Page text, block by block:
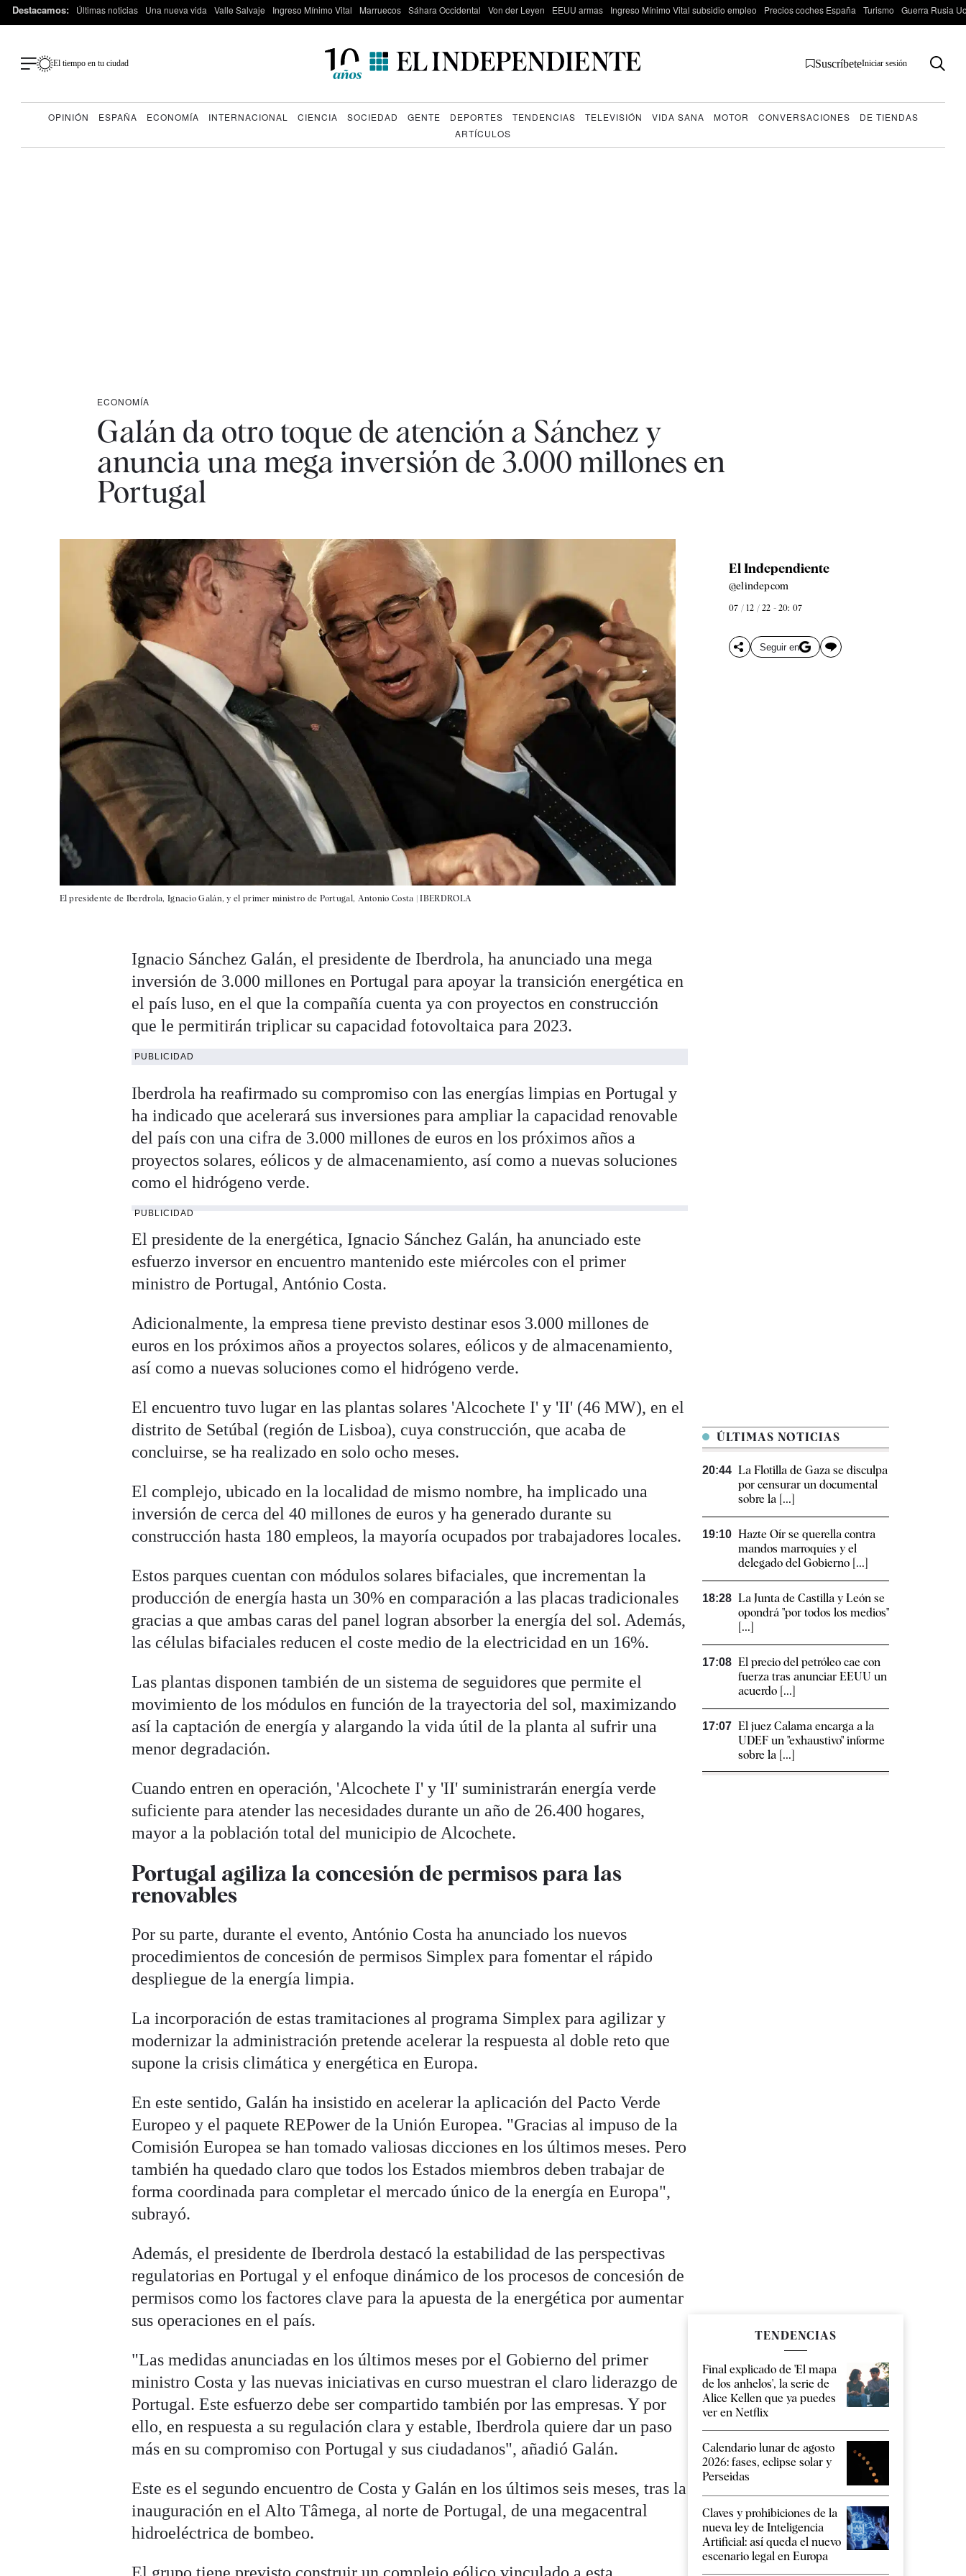
Destacamos: Últimas noticias Una nueva vida Valle Salvaje Ingreso Mínimo Vital Marruecos Sáhara Occidental Von der Leyen EEUU armas Ingreso Mínimo Vital subsidio empleo Precios coches España Turismo Guerra Rusia
El tiempo en tu ciudad SuscríbeteIniciar sesión
OPINIÓN ESPAÑA ECONOMÍA INTERNACIONAL CIENCIA SOCIEDAD GENTE DEPORTES TENDENCIAS TELEVISIÓN VIDA SANA MOTOR CONVERSACIONES
DE TIENDAS
ARTÍCULOS
ECONOMÍA
Galán da otro toque de atención a Sánchez y
anuncia una mega inversión de 3.000 millones en
Portugal
El presidente de Iberdrola, Ignacio Galán, y el primer ministro de Portugal, Antonio Costa |IBERDROLA
El Independiente
@elindepcom
07 / 12 / 22 - 20: 07
Seguir en
Ignacio Sánchez Galán, el presidente de Iberdrola, ha anunciado una mega
inversión de 3.000 millones en Portugal para apoyar la transición energética en
el país luso, en el que la compañía cuenta ya con proyectos en construcción
que le permitirán triplicar su capacidad fotovoltaica para 2023.
PUBLICIDAD
Iberdrola ha reafirmado su compromiso con las energías limpias en Portugal y
ha indicado que acelerará sus inversiones para ampliar la capacidad renovable
del país con una cifra de 3.000 millones de euros en los próximos años a
proyectos solares, eólicos y de almacenamiento, así como a nuevas soluciones
como el hidrógeno verde.
PUBLICIDAD
El presidente de la energética, Ignacio Sánchez Galán, ha anunciado este
esfuerzo inversor en encuentro mantenido este miércoles con el primer
ministro de Portugal, António Costa.
Adicionalmente, la empresa tiene previsto destinar esos 3.000 millones de
euros en los próximos años a proyectos solares, eólicos y de almacenamiento,
así como a nuevas soluciones como el hidrógeno verde.
El encuentro tuvo lugar en las plantas solares 'Alcochete I' y 'II' (46 MW), en el
distrito de Setúbal (región de Lisboa), cuya construcción, que acaba de
concluirse, se ha realizado en solo ocho meses.
El complejo, ubicado en la localidad de mismo nombre, ha implicado una
inversión de cerca del 40 millones de euros y ha generado durante su
construcción hasta 180 empleos, la mayoría ocupados por trabajadores locales.
Estos parques cuentan con módulos solares bifaciales, que incrementan la
producción de energía hasta un 30% en comparación a las placas tradicionales
gracias a que ambas caras del panel logran absorber la energía del sol. Además,
las células bifaciales reducen el coste medio de la electricidad en un 16%.
Las plantas disponen también de un sistema de seguidores que permite el
movimiento de los módulos en función de la trayectoria del sol, maximizando
así la captación de energía y alargando la vida útil de la planta al sufrir una
menor degradación.
Cuando entren en operación, 'Alcochete I' y 'II' suministrarán energía verde
suficiente para atender las necesidades durante un año de 26.400 hogares,
mayor a la población total del municipio de Alcochete.
Portugal agiliza la concesión de permisos para las
renovables
Por su parte, durante el evento, António Costa ha anunciado los nuevos
procedimientos de concesión de permisos Simplex para fomentar el rápido
despliegue de la energía limpia.
La incorporación de estas tramitaciones al programa Simplex para agilizar y
modernizar la administración pretende acelerar la respuesta al doble reto que
supone la crisis climática y energética en Europa.
En este sentido, Galán ha insistido en acelerar la aplicación del Pacto Verde
Europeo y el paquete REPower de la Unión Europea. "Gracias al impuso de la
Comisión Europea se han tomado valiosas dicciones en los últimos meses. Pero
también ha quedado claro que todos los Estados miembros deben trabajar de
forma coordinada para completar el mercado único de la energía en Europa",
subrayó.
Además, el presidente de Iberdrola destacó la estabilidad de las perspectivas
regulatorias en Portugal y el enfoque dinámico de los procesos de concesión de
permisos como los factores clave para la apuesta de la energética por aumentar
sus operaciones en el país.
"Las medidas anunciadas en los últimos meses por el Gobierno del primer
ministro Costa y las nuevas iniciativas en curso muestran el claro liderazgo de
Portugal. Este esfuerzo debe ser compartido también por las empresas. Y por
ello, en respuesta a su regulación clara y estable, Iberdrola quiere dar un paso
más en su compromiso con Portugal y sus ciudadanos", añadió Galán.
Este es el segundo encuentro de Costa y Galán en los últimos seis meses, tras la
inauguración en el Alto Tâmega, al norte de Portugal, de una megacentral
hidroeléctrica de bombeo.
ÚLTIMAS NOTICIAS
20:44 La Flotilla de Gaza se disculpa
por censurar un documental
sobre la [...]
19:10 Hazte Oír se querella contra
mandos marroquíes y el
delegado del Gobierno [...]
18:28 La Junta de Castilla y León se
opondrá "por todos los medios"
[...]
17:08 El precio del petróleo cae con
fuerza tras anunciar EEUU un
acuerdo [...]
17:07 El juez Calama encarga a la
UDEF un "exhaustivo" informe
sobre la [...]
TENDENCIAS
Final explicado de 'El mapa
de los anhelos', la serie de
Alice Kellen que ya puedes
ver en Netflix
Calendario lunar de agosto
2026: fases, eclipse solar y
Perseidas
Claves y prohibiciones de la
nueva ley de Inteligencia
Artificial: así queda el nuevo
escenario legal en Europa